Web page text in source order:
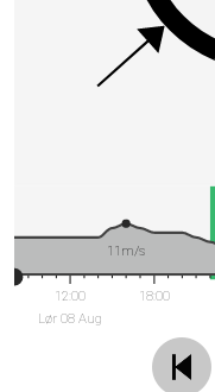
12:00
Lør 08 Aug
18:00
11m/s